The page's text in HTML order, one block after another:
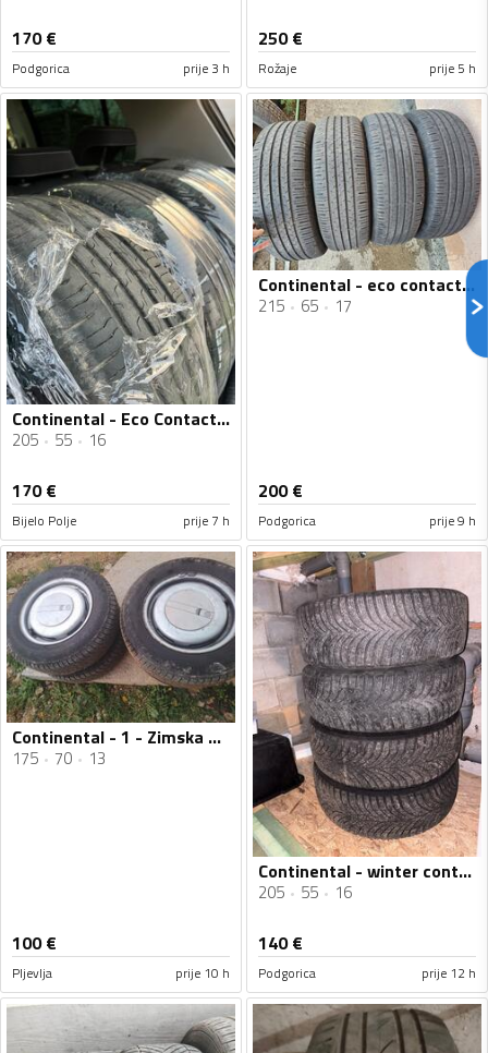
170€
Podgorica prije 3 h
250€
Rožaje prije 5 h
Continental - Eco Contact 6 - Ljetnja guma
205 55 16
170€
Bijelo Polje prije 7 h
Continental - eco contact 6 - Ljetnja guma
215 65 17
200€
Podgorica prije 9 h
Continental - 1 - Zimska guma
175 70 13
100€
Pljevlja prije 10 h
Continental - winter contact - Univerzalna guma
205 55 16
140€
Podgorica prije 12 h